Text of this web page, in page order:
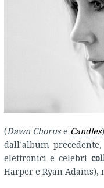
(Dawn Choruse Candles
dall’album
elettronici e celebri
Harper e Ryan